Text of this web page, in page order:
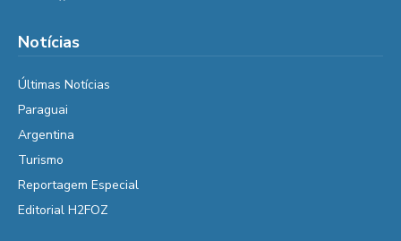
Notícias
Últimas Notícias
Paraguai
Argentina
Turismo
Reportagem Especial
Editorial H2FOZ